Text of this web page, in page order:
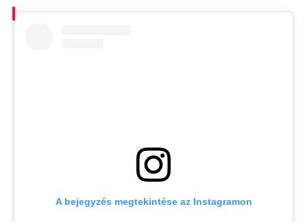
A bejegyzés megtekintése az Instagramon